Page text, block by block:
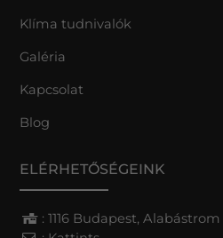
Klíma tudnivalók
Galéria
Kapcsolat
Blog
ELÉRHETŐSÉGEINK
: 1116 Budapest,